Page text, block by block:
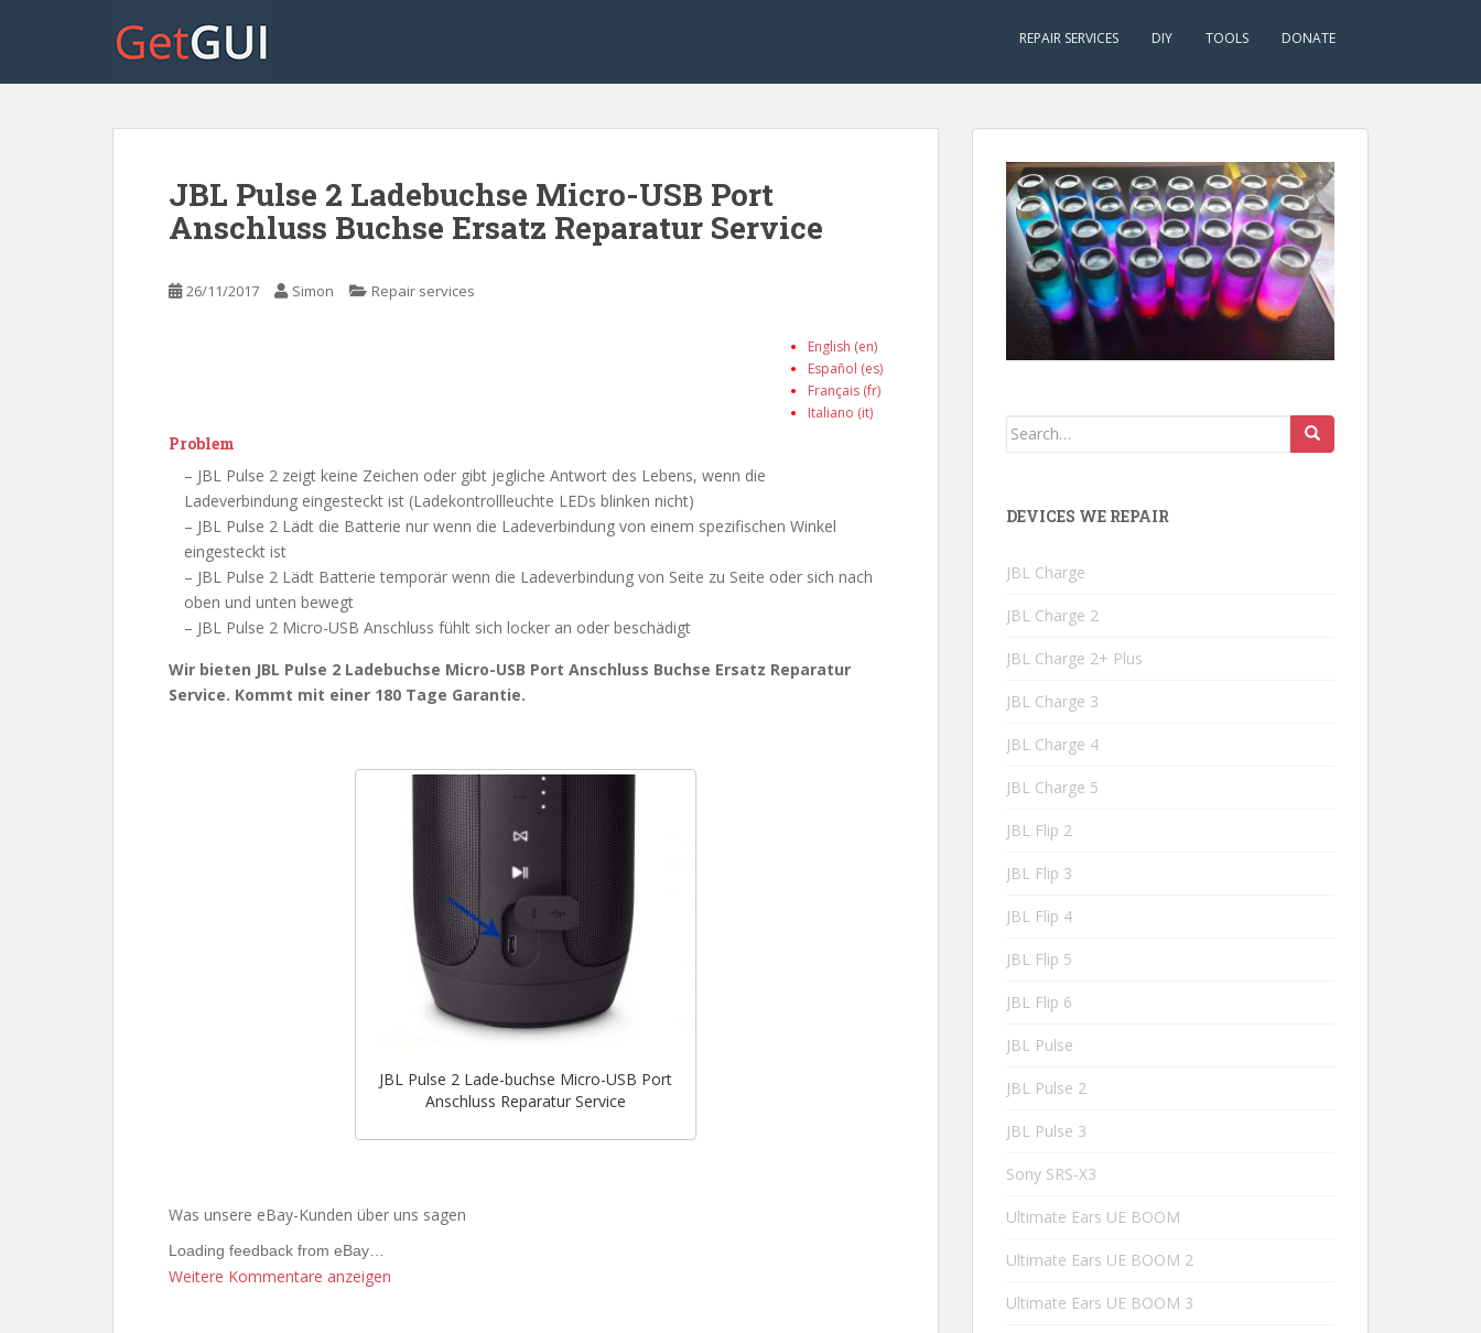
p
REPAIR SERVICES DIY TOOLS DONATE
JBL Pulse 2 Ladebuchse Micro-USB Port
Anschluss Buchse Ersatz Reparatur Service
26/11/2017 Simon Repair services
English (en)
Español (es)
Français (fr)
Italiano (it)
Problem
– JBL Pulse 2 zeigt keine Zeichen oder gibt jegliche Antwort des Lebens, wenn die
Ladeverbindung eingesteckt ist (Ladekontrollleuchte LEDs blinken nicht)
– JBL Pulse 2 Lädt die Batterie nur wenn die Ladeverbindung von einem spezifischen Winkel
eingesteckt ist
– JBL Pulse 2 Lädt Batterie temporär wenn die Ladeverbindung von Seite zu Seite oder sich nach
oben und unten bewegt
– JBL Pulse 2 Micro-USB Anschluss fühlt sich locker an oder beschädigt
Wir bieten JBL Pulse 2 Ladebuchse Micro-USB Port Anschluss Buchse Ersatz Reparatur
Service. Kommt mit einer 180 Tage Garantie.
JBL Pulse 2 Lade-buchse Micro-USB Port
Anschluss Reparatur Service
Was unsere eBay-Kunden über uns sagen
Loading feedback from eBay…
Weitere Kommentare anzeigen
Search
DEVICES WE REPAIR
JBL Charge
JBL Charge 2
JBL Charge 2+ Plus
JBL Charge 3
JBL Charge 4
JBL Charge 5
JBL Flip 2
JBL Flip 3
JBL Flip 4
JBL Flip 5
JBL Flip 6
JBL Pulse
JBL Pulse 2
JBL Pulse 3
Sony SRS-X3
Ultimate Ears UE BOOM
Ultimate Ears UE BOOM 2
Ultimate Ears UE BOOM 3